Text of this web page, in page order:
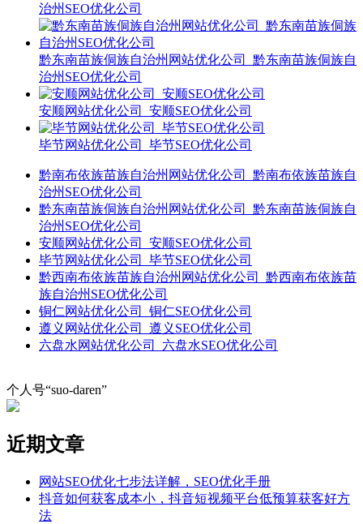
治州SEO优化公司
黔东南苗族侗族自治州网站优化公司_黔东南苗族侗族自
治州SEO优化公司
安顺网站优化公司_安顺SEO优化公司
毕节网站优化公司_毕节SEO优化公司
黔南布依族苗族自治州网站优化公司_黔南布依族苗族自
治州SEO优化公司
黔东南苗族侗族自治州网站优化公司_黔东南苗族侗族自
治州SEO优化公司
安顺网站优化公司_安顺SEO优化公司
毕节网站优化公司_毕节SEO优化公司
黔西南布依族苗族自治州网站优化公司_黔西南布依族苗
族自治州SEO优化公司
铜仁网站优化公司_铜仁SEO优化公司
遵义网站优化公司_遵义SEO优化公司
六盘水网站优化公司_六盘水SEO优化公司
个人号“suo-daren”
近期文章
网站SEO优化七步法详解，SEO优化手册
抖音如何获客成本小，抖音短视频平台低预算获客好方
法